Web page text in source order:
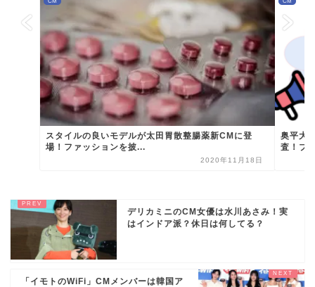
スタイルの良いモデルが太田胃散整腸薬新CMに登
場！ファッションを披...
2020年11月18日
奥平大
査！ブ
デリカミニのCM女優は水川あさみ！実
はインドア派？休日は何してる？
「イモトのWiFi」CMメンバーは韓国ア